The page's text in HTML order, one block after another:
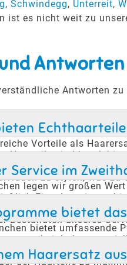
, Schwindegg, Unterreit,
ist es nicht weit zu
Antworten
Vorteile als
Haarteile sind langlebig
Zudem bieten sie eine
zu stylen, was zu
Service im
legen wir großen
Einzeltermine
individuelle
Bestandteil unseres
bietet
bietet umfassende
beinhalten
ihren natürlichen
der Haarteile zu
Haarersatz